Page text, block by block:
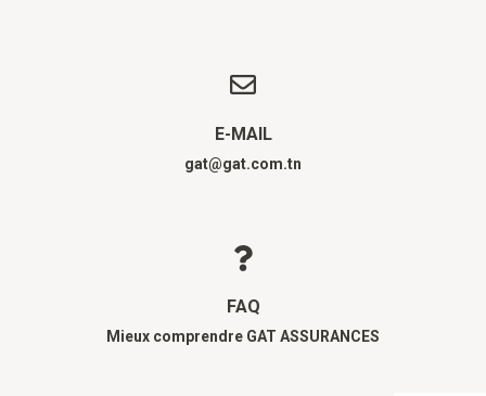
E-MAIL
gat@gat.com.tn
FAQ
Mieux comprendre GAT ASSURANCES